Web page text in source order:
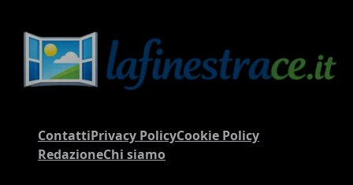
ContattiPrivacy PolicyCookie Policy
RedazioneChi siamo